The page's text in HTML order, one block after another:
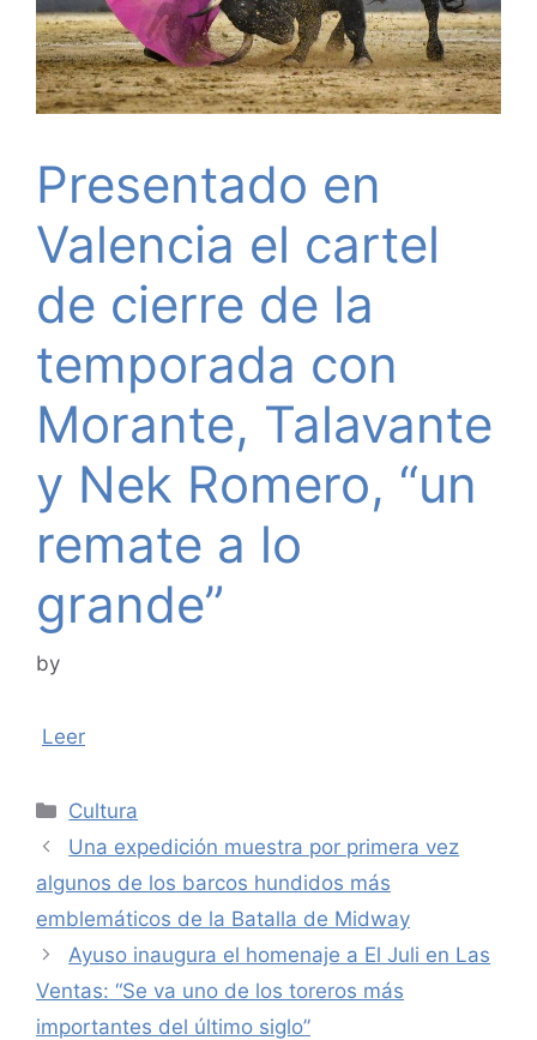
Presentado en
Valencia el cartel
de cierre de la
temporada con
Morante, Talavante
y Nek Romero, “un
remate a lo
grande”
by
Leer
Categories
Cultura
Una expedición muestra por primera vez
algunos de los barcos hundidos más
emblemáticos de la Batalla de Midway
Ayuso inaugura el homenaje a El Juli en Las
Ventas: “Se va uno de los toreros más
importantes del último siglo”